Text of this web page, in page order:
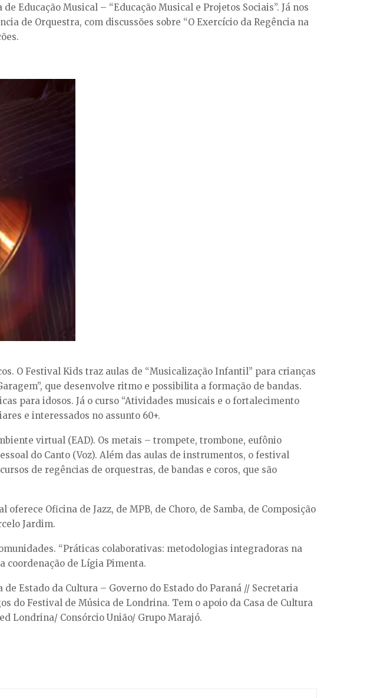
Educação Musical – “Educação Musical e Projetos Sociais”. Já nos
de Orquestra, com discussões sobre “O Exercício da Regência na
O Festival Kids traz aulas de “Musicalização Infantil” para crianças
que desenvolve ritmo e possibilita a formação de bandas.
para idosos. Já o curso “Atividades musicais e o fortalecimento
e interessados no assunto 60+.
virtual (EAD). Os metais – trompete, trombone, eufônio
do Canto (Voz). Além das aulas de instrumentos, o festival
de regências de orquestras, de bandas e coros, que são
Oficina de Jazz, de MPB, de Choro, de Samba, de Composição
Jardim.
“Práticas colaborativas: metodologias integradoras na
coordenação de Lígia Pimenta.
Estado da Cultura – Governo do Estado do Paraná // Secretaria
do Festival de Música de Londrina. Tem o apoio da Casa de Cultura
Londrina/ Consórcio União/ Grupo Marajó.